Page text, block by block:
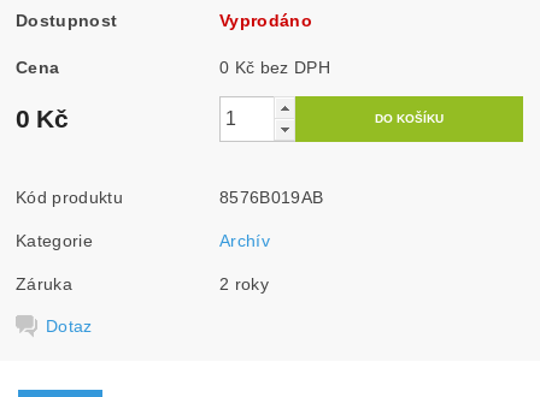
Dostupnost Vyprodáno
Cena 0 Kč bez DPH
0 Kč
Kód produktu 8576B019AB
Kategorie Archív
Záruka 2 roky
Dotaz